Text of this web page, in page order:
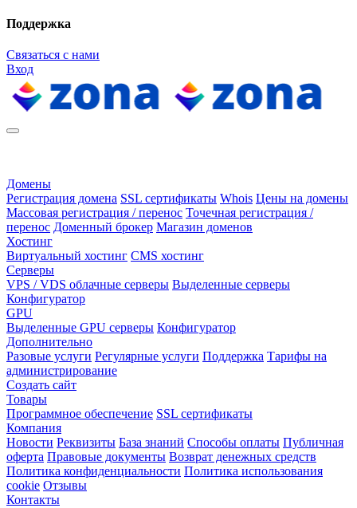
Поддержка
Связаться с нами
Вход
Домены
Регистрация домена SSL сертификаты Whois Цены на домены
Массовая регистрация / перенос Точечная регистрация /
перенос Доменный брокер Магазин доменов
Хостинг
Виртуальный хостинг CMS хостинг
Серверы
VPS / VDS облачные серверы Выделенные серверы
Конфигуратор
GPU
Выделенные GPU серверы Конфигуратор
Дополнительно
Разовые услуги Регулярные услуги Поддержка Тарифы на
администрирование
Создать сайт
Товары
Программное обеспечение SSL сертификаты
Компания
Новости Реквизиты База знаний Способы оплаты Публичная
оферта Правовые документы Возврат денежных средств
Политика конфиденциальности Политика использования
cookie Отзывы
Контакты